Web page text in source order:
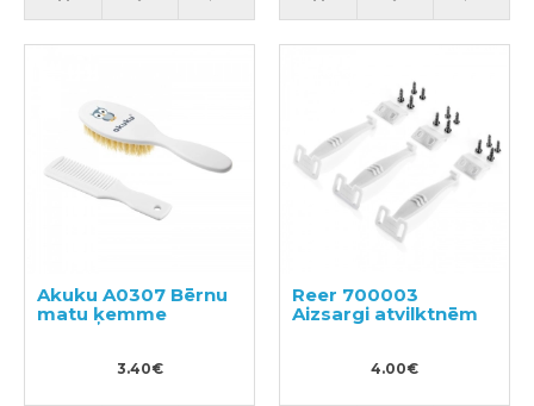
Akuku A0307 Bērnu
matu ķemme
3.40€
Reer 700003
Aizsargi atvilktnēm
4.00€